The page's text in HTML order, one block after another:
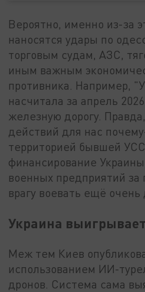
Вероятно, именно из-за
наносятся удары по
торговым судам, АЗС,
иным важным
противника. Например,
насчитала за апрель
железную дорогу.
действий для нас
территорией бывшей
финансирование
военных предприятий за
врагу воевать ещё очень
Украина
Меж тем Киев
использованием ИИ-
дронов. Система сама